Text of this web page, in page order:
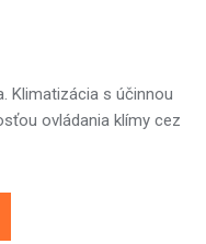
Klimatizácia s účinnou
ovládania klímy cez